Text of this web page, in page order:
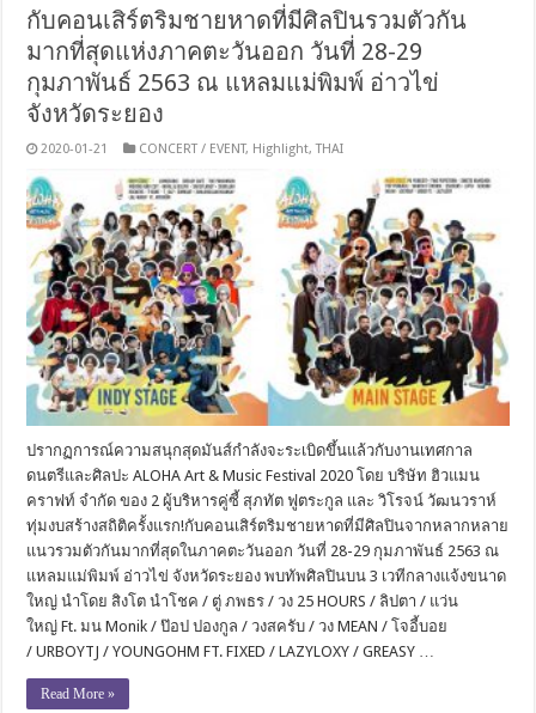
กับคอนเสิร์ตริมชายหาดที่มีศิลปินรวมตัวกัน
มากที่สุดแห่งภาคตะวันออก วันที่ 28-29
กุมภาพันธ์ 2563 ณ แหลมแม่พิมพ์ อ่าวไข่
จังหวัดระยอง
2020-01-21 CONCERT / EVENT, Highlight,THAI
ปรากฏการณ์ความสนุกสุดมันส์กำลังจะระเบิดขึ้นแล้วกับงานเทศกาล
ดนตรีและศิลปะ ALOHA Art & Music Festival 2020 โดย บริษัท ฮิวแมน
คราฟท์ จำกัด ของ 2 ผู้บริหารคู่ซี้ สุภทัต ฟูตระกูล และ วิโรจน์ วัฒนวราห์
ทุ่มงบสร้างสถิติครั้งแรก!กับคอนเสิร์ตริมชายหาดที่มีศิลปินจากหลากหลาย
แนวรวมตัวกันมากที่สุดในภาคตะวันออก วันที่ 28-29 กุมภาพันธ์ 2563 ณ
แหลมแม่พิมพ์ อ่าวไข่ จังหวัดระยอง พบทัพศิลปินบน 3 เวทีกลางแจ้งขนาด
ใหญ่ นำโดย สิงโต นำโชค / ตู่ ภพธร / วง 25 HOURS / ลิปตา / แว่น
ใหญ่ Ft. มน Monik / ป๊อป ปองกูล / วงสครับ / วง MEAN / โจอี้บอย
/ URBOYTJ / YOUNGOHM FT. FIXED / LAZYLOXY / GREASY …
Read More »